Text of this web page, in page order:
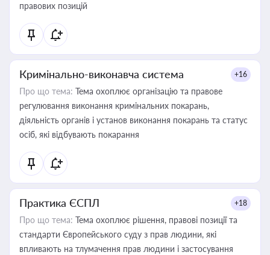
правових позицій
Кримінально-виконавча система +16
Про що тема: Тема охоплює організацію та правове
регулювання виконання кримінальних покарань,
діяльність органів і установ виконання покарань та статус
осіб, які відбувають покарання
Практика ЄСПЛ +18
Про що тема: Тема охоплює рішення, правові позиції та
стандарти Європейського суду з прав людини, які
впливають на тлумачення прав людини і застосування